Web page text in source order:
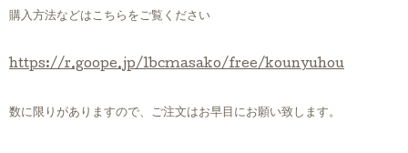
購入方法などはこちらをご覧ください
https://r.goope.jp/lbcmasako/free/kounyuhou
数に限りがありますので、ご注文はお早目にお願い致します。